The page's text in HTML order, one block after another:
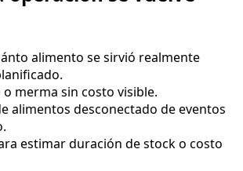
alimento se sirvió realmente
merma sin costo visible.
alimentos desconectado de eventos
estimar duración de stock o costo